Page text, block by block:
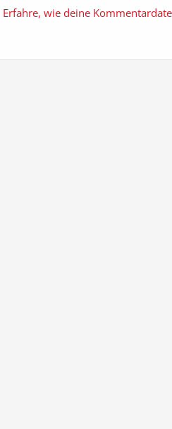
Erfahre, wie deine